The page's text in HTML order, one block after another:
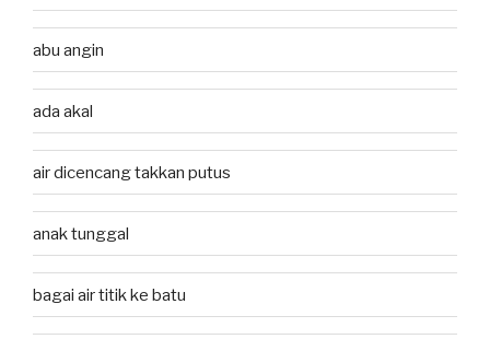
abu angin
ada akal
air dicencang takkan putus
anak tunggal
bagai air titik ke batu